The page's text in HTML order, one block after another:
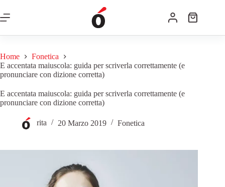
Home
Fonetica
E accentata maiuscola: guida per scriverla correttamente (e
pronunciare con dizione corretta)
E accentata maiuscola: guida per scriverla correttamente (e
pronunciare con dizione corretta)
rita 20 Marzo 2019 Fonetica